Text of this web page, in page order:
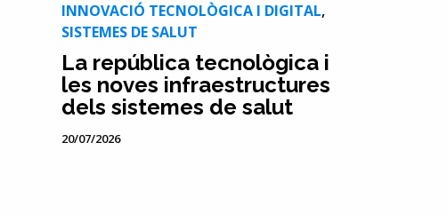
INNOVACIÓ TECNOLÒGICA I DIGITAL,
SISTEMES DE SALUT
La república tecnològica i
les noves infraestructures
dels sistemes de salut
20/07/2026